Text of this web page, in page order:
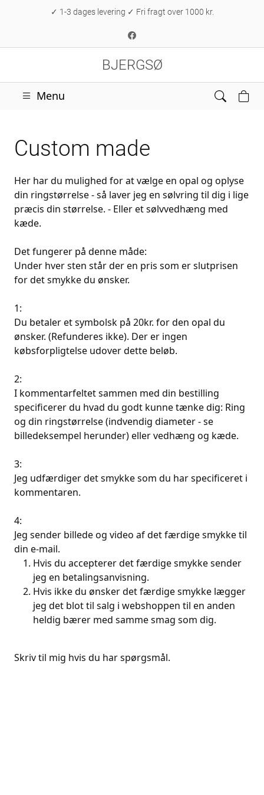
✓ 1-3 dages levering ✓ Fri fragt over 1000 kr.
BJERGSØ
Menu
Custom made
Her har du mulighed for at vælge en opal og oplyse
din ringstørrelse - så laver jeg en sølvring til dig i lige
præcis din størrelse. - Eller et sølvvedhæng med
kæde.
Det fungerer på denne måde:
Under hver sten står der en pris som er slutprisen
for det smykke du ønsker.
1:
Du betaler et symbolsk på 20kr. for den opal du
ønsker. (Refunderes ikke). Der er ingen
købsforpligtelse udover dette beløb.
2:
I kommentarfeltet sammen med din bestilling
specificerer du hvad du godt kunne tænke dig: Ring
og din ringstørrelse (indvendig diameter - se
billedeksempel herunder) eller vedhæng og kæde.
3:
Jeg udfærdiger det smykke som du har specificeret i
kommentaren.
4:
Jeg sender billede og video af det færdige smykke til
din e-mail.
Hvis du accepterer det færdige smykke sender
jeg en betalingsanvisning.
Hvis ikke du ønsker det færdige smykke lægger
jeg det blot til salg i webshoppen til en anden
heldig bærer med samme smag som dig.
Skriv til mig hvis du har spørgsmål.